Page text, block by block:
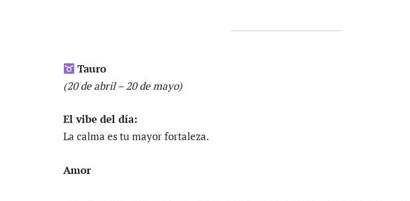
Tauro
(20 de abril – 20 de mayo)
El vibe del día:
La calma es tu mayor fortaleza.
Amor